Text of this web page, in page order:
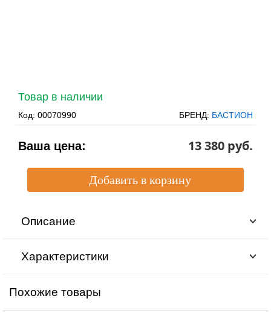
Товар в наличии
Код: 00070990 БРЕНД: БАСТИОН
Ваша цена: 13 380 pуб.
Описание
Характеристики
Похожие товары